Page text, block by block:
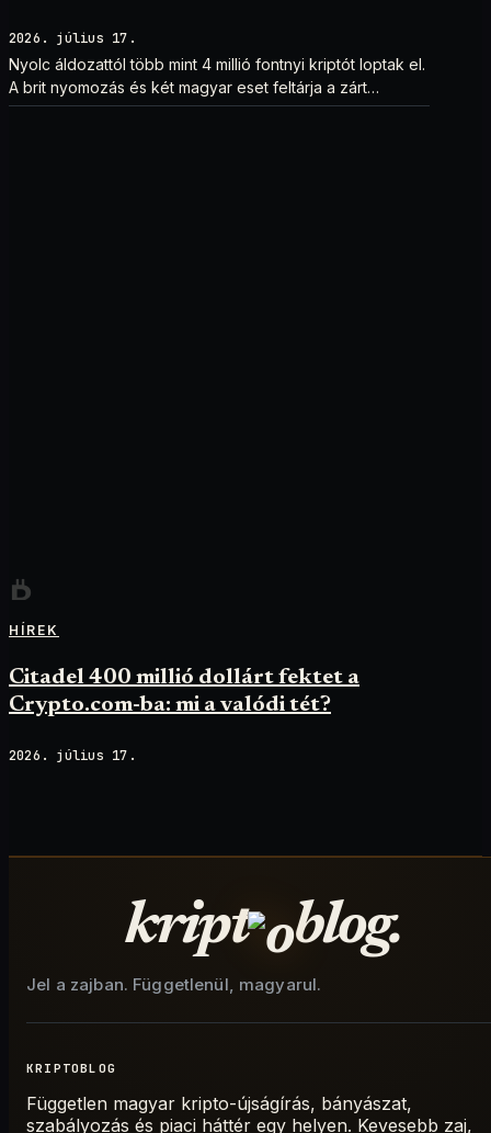
2026. július 17.
Nyolc áldozattól több mint 4 millió fontnyi kriptót loptak el.
A brit nyomozás és két magyar eset feltárja a zárt
ellenőrzési csapdát.
HÍREK
Citadel 400 millió dollárt fektet a
Crypto.com-ba: mi a valódi tét?
2026. július 17.
kript blog.
Jel a zajban. Függetlenül, magyarul.
KRIPTOBLOG
Független magyar kripto-újságírás, bányászat,
szabályozás és piaci háttér egy helyen. Kevesebb zaj,